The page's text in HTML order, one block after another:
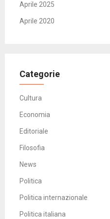
Aprile 2025
Aprile 2020
Categorie
Cultura
Economia
Editoriale
Filosofia
News
Politica
Politica internazionale
Politica italiana